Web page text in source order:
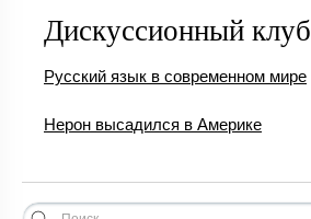
Дискуссионный клуб
Русский язык в современном мире
Нерон высадился в Америке